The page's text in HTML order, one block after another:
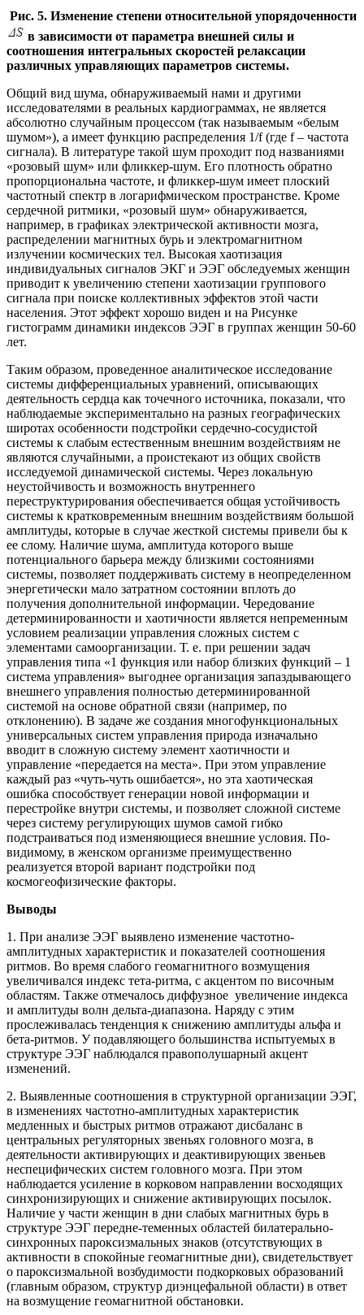
Рис. 5. Изменение степени относительной упорядоченности
в зависимости от параметра внешней силы и
соотношения интегральных скоростей релаксации
различных управляющих параметров системы.
Общий вид шума, обнаруживаемый нами и другими
исследователями в реальных кардиограммах, не является
абсолютно случайным процессом (так называемым «белым
шумом»), а имеет функцию распределения 1/f (где f – частота
сигнала). В литературе такой шум проходит под названиями
«розовый шум» или фликкер-шум. Его плотность обратно
пропорциональна частоте, и фликкер-шум имеет плоский
частотный спектр в логарифмическом пространстве. Кроме
сердечной ритмики, «розовый шум» обнаруживается,
например, в графиках электрической активности мозга,
распределении магнитных бурь и электромагнитном
излучении космических тел. Высокая хаотизация
индивидуальных сигналов ЭКГ и ЭЭГ обследуемых женщин
приводит к увеличению степени хаотизации группового
сигнала при поиске коллективных эффектов этой части
населения. Этот эффект хорошо виден и на Рисунке
гистограмм динамики индексов ЭЭГ в группах женщин 50-60
лет.
Таким образом, проведенное аналитическое исследование
системы дифференциальных уравнений, описывающих
деятельность сердца как точечного источника, показали, что
наблюдаемые экспериментально на разных географических
широтах особенности подстройки сердечно-сосудистой
системы к слабым естественным внешним воздействиям не
являются случайными, а проистекают из общих свойств
исследуемой динамической системы. Через локальную
неустойчивость и возможность внутреннего
переструктурирования обеспечивается общая устойчивость
системы к кратковременным внешним воздействиям большой
амплитуды, которые в случае жесткой системы привели бы к
ее слому. Наличие шума, амплитуда которого выше
потенциального барьера между близкими состояниями
системы, позволяет поддерживать систему в неопределенном
энергетически мало затратном состоянии вплоть до
получения дополнительной информации. Чередование
детерминированности и хаотичности является непременным
условием реализации управления сложных систем с
элементами самоорганизации. Т. е. при решении задач
управления типа «1 функция или набор близких функций – 1
система управления» выгоднее организация запаздывающего
внешнего управления полностью детерминированной
системой на основе обратной связи (например, по
отклонению). В задаче же создания многофункциональных
универсальных систем управления природа изначально
вводит в сложную систему элемент хаотичности и
управление «передается на места». При этом управление
каждый раз «чуть-чуть ошибается», но эта хаотическая
ошибка способствует генерации новой информации и
перестройке внутри системы, и позволяет сложной системе
через систему регулирующих шумов самой гибко
подстраиваться под изменяющиеся внешние условия. По-
видимому, в женском организме преимущественно
реализуется второй вариант подстройки под
космогеофизические факторы.
Выводы
1. При анализе ЭЭГ выявлено изменение частотно-
амплитудных характеристик и показателей соотношения
ритмов. Во время слабого геомагнитного возмущения
увеличивался индекс тета-ритма, с акцентом по височным
областям. Также отмечалось диффузное увеличение индекса
и амплитуды волн дельта-диапазона. Наряду с этим
прослеживалась тенденция к снижению амплитуды альфа и
бета-ритмов. У подавляющего большинства испытуемых в
структуре ЭЭГ наблюдался правополушарный акцент
изменений.
2. Выявленные соотношения в структурной организации ЭЭГ,
в изменениях частотно-амплитудных характеристик
медленных и быстрых ритмов отражают дисбаланс в
центральных регуляторных звеньях головного мозга, в
деятельности активирующих и деактивирующих звеньев
неспецифических систем головного мозга. При этом
наблюдается усиление в корковом направлении восходящих
синхронизирующих и снижение активирующих посылок.
Наличие у части женщин в дни слабых магнитных бурь в
структуре ЭЭГ передне-теменных областей билатерально-
синхронных пароксизмальных знаков (отсутствующих в
активности в спокойные геомагнитные дни), свидетельствует
о пароксизмальной возбудимости подкорковых образований
(главным образом, структур диэнцефальной области) в ответ
на возмущение геомагнитной обстановки.